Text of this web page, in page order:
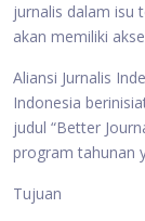
jurnalis dalam isu
akan memiliki
Aliansi Jurnalis
Indonesia
judul “Better
program tahunan
Tujuan